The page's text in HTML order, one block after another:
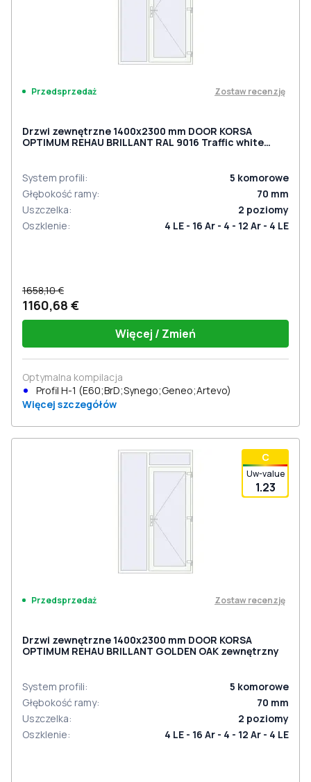
Przedsprzedaż Zostaw recenzję
Drzwi zewnętrzne 1400x2300 mm DOOR KORSA
OPTIMUM REHAU BRILLANT RAL 9016 Traffic white
System profili: 5 komorowe
Głębokość ramy: 70 mm
Uszczelka: 2 poziomy
Oszklenie: 4 LE - 16 Ar - 4 - 12 Ar - 4 LE
1658,10 €
1160,68 €
Więcej / Zmień
Optymalna kompilacja
Profil Н-1 (E60;BrD;Synego;Geneo;Artevo)
Więcej szczegółów
С
Uw-value
1.23
Przedsprzedaż Zostaw recenzję
Drzwi zewnętrzne 1400x2300 mm DOOR KORSA
OPTIMUM REHAU BRILLANT GOLDEN OAK zewnętrzny
System profili: 5 komorowe
Głębokość ramy: 70 mm
Uszczelka: 2 poziomy
Oszklenie: 4 LE - 16 Ar - 4 - 12 Ar - 4 LE